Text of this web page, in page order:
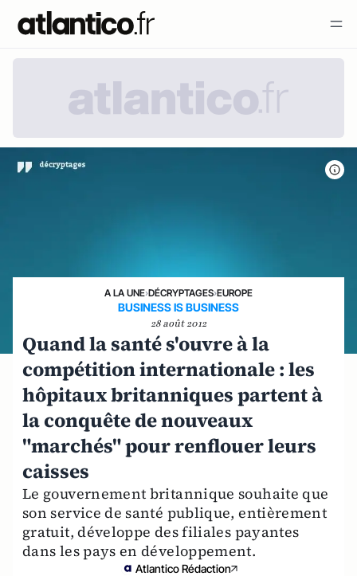
A LA UNE›DÉCRYPTAGES›EUROPE
BUSINESS IS BUSINESS
28 août 2012
Quand la santé s'ouvre à la
compétition internationale : les
hôpitaux britanniques partent à
la conquête de nouveaux
"marchés" pour renflouer leurs
caisses
Le gouvernement britannique souhaite que
son service de santé publique, entièrement
gratuit, développe des filiales payantes
dans les pays en développement.
Atlantico Rédaction